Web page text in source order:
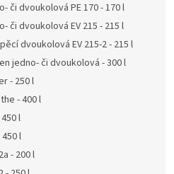
či dvoukolová PE 170 - 170 l
či dvoukolová EV 215 - 215 l
dvoukolová EV 215-2 - 215 l
jedno- či dvoukolová - 300 l
- 250 l
- 400 l
l
450 l
- 200 l